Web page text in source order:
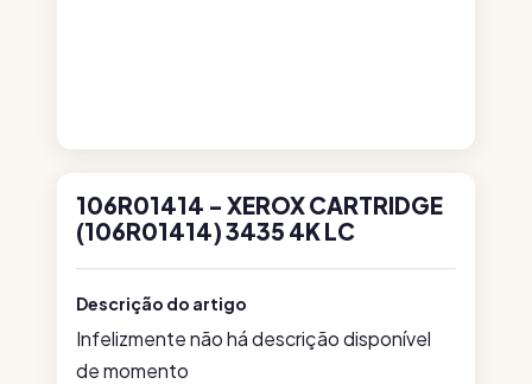
106R01414 - XEROX CARTRIDGE
(106R01414) 3435 4K LC
Descrição do artigo
Infelizmente não há descrição disponível
de momento